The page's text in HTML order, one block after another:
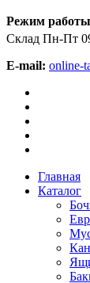
Режим
Склад Пн-Пт
E-mail: online-
Главная
Каталог